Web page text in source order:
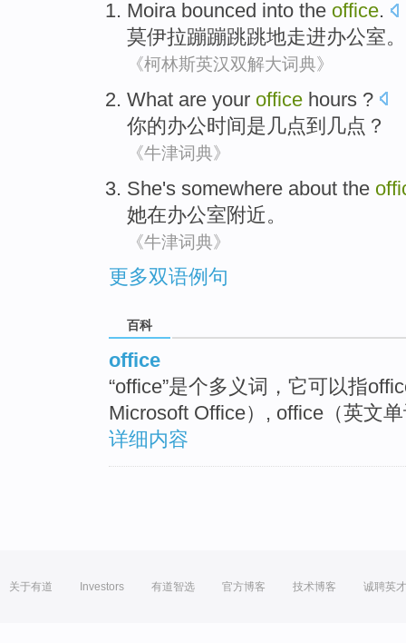
Moira bounced into the office.
莫伊拉蹦蹦跳跳地走进办公室。
《柯林斯英汉双解大词典》
What are your office hours ?
你的办公时间是几点到几点？
《牛津词典》
She's somewhere about the
她在办公室附近。
《牛津词典》
更多双语例句
百科
office
“office”是个多义词，它可以指
Microsoft Office）, office（英文
详细内容
关于有道 Investors 有道智选 官方博客 技术博客 诚聘英才